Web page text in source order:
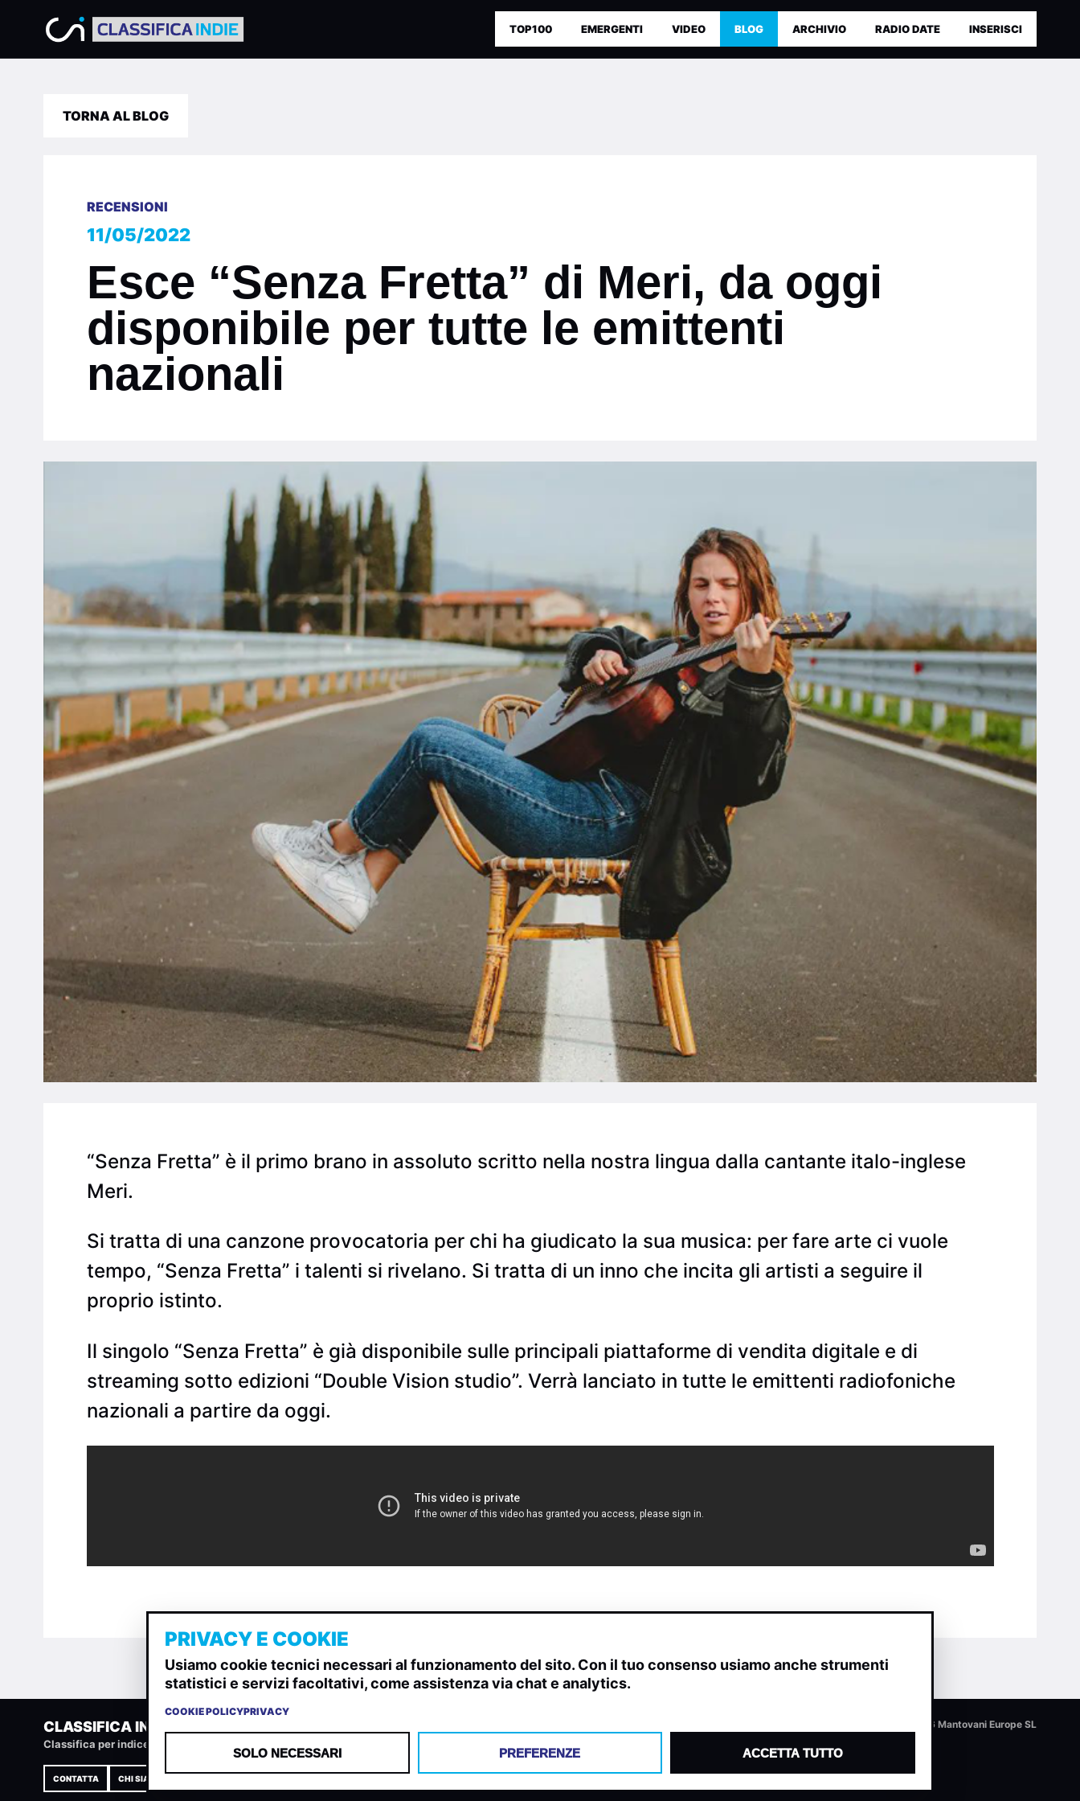
TOP100 EMERGENTI VIDEO BLOG ARCHIVIO RADIO DATE INSERISCI
TORNA AL BLOG
RECENSIONI
11/05/2022
Esce “Senza Fretta” di Meri, da oggi
disponibile per tutte le emittenti
nazionali
“Senza Fretta” è il primo brano in assoluto scritto nella nostra lingua dalla cantante italo-inglese
Meri.
Si tratta di una canzone provocatoria per chi ha giudicato la sua musica: per fare arte ci vuole
tempo, “Senza Fretta” i talenti si rivelano. Si tratta di un inno che incita gli artisti a seguire il
proprio istinto.
Il singolo “Senza Fretta” è già disponibile sulle principali piattaforme di vendita digitale e di
streaming sotto edizioni “Double Vision studio”. Verrà lanciato in tutte le emittenti radiofoniche
nazionali a partire da oggi.
CLASSIFICA INDIE
Classifica per indice di gradimento generata dall analisi di uscite, streaming web e rilevamenti radio.
CONTATTA CHI SIAMO
© 2026 Mantovani Europe SL
PRIVACY E COOKIE
Usiamo cookie tecnici necessari al funzionamento del sito. Con il tuo consenso usiamo anche strumenti
statistici e servizi facoltativi, come assistenza via chat e analytics.
COOKIE POLICYPRIVACY
SOLO NECESSARI PREFERENZE ACCETTA TUTTO